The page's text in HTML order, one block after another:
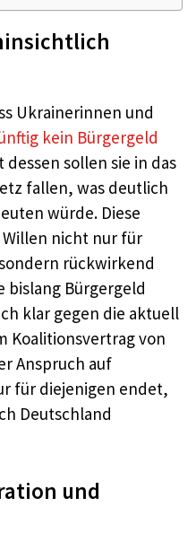
Ukrainerinnen und
kein Bürgergeld
sollen sie in das
fallen, was deutlich
würde. Diese
Willen nicht nur für
rückwirkend
bislang Bürgergeld
klar gegen die aktuell
Koalitionsvertrag von
Anspruch auf
für diejenigen endet,
Deutschland
und